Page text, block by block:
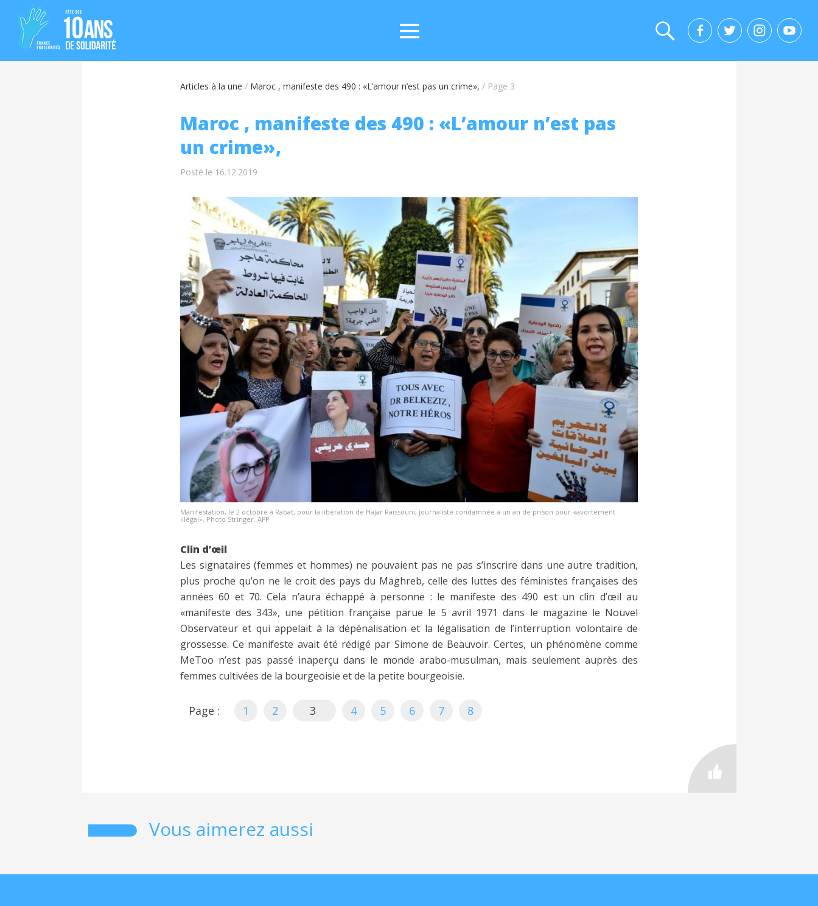
Articles à la une / Maroc , manifeste des 490 : «L’amour n’est pas un crime», / Page 3
Maroc , manifeste des 490 : «L’amour n’est pas
un crime»,
Posté le 16.12.2019
Manifestation, le 2 octobre à Rabat, pour la libération de Hajar Raissouni, journaliste condamnée à un an de prison pour «avortement
illégal». Photo Stringer. AFP
Clin d’œil
Les signataires (femmes et hommes) ne pouvaient pas ne pas s’inscrire dans une autre tradition,
plus proche qu’on ne le croit des pays du Maghreb, celle des luttes des féministes françaises des
années 60 et 70. Cela n’aura échappé à personne : le manifeste des 490 est un clin d’œil au
«manifeste des 343», une pétition française parue le 5 avril 1971 dans le magazine le Nouvel
Observateur et qui appelait à la dépénalisation et la légalisation de l’interruption volontaire de
grossesse. Ce manifeste avait été rédigé par Simone de Beauvoir. Certes, un phénomène comme
MeToo n’est pas passé inaperçu dans le monde arabo-musulman, mais seulement auprès des
femmes cultivées de la bourgeoisie et de la petite bourgeoisie.
Page : 1 2 3 4 5 6 7 8
Vous aimerez aussi